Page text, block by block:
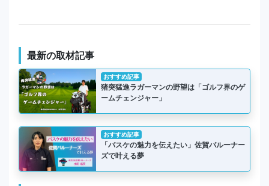
最新の取材記事
おすすめ記事
猪突猛進ラガーマンの野望は「ゴルフ界のゲ
ームチェンジャー」
おすすめ記事
「バスケの魅力を伝えたい」佐賀バルーナー
ズで叶える夢